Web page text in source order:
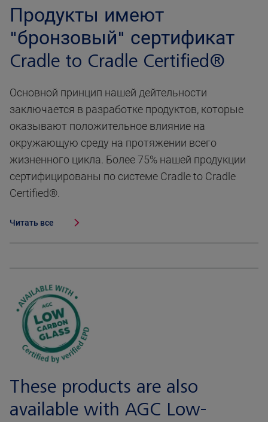
Продукты имеют
"бронзовый" сертификат
Cradle to Cradle Certified®
Основной принцип нашей дейтельности
заключается в разработке продуктов, которые
оказывают положительное влияние на
окружающую среду на протяжении всего
жизненного цикла. Более 75% нашей продукции
сертифицированы по системе Cradle to Cradle
Certified®.
Читать все
These products are also
available with AGC Low-